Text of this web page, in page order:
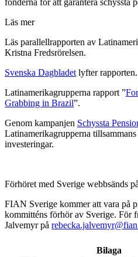
Läs mer
Läs parallellrapporten av
Kristna Fredsrörelsen.
Svenska Dagbladet lyfter rapporten.
Latinamerikagrupperna rapport ”
Grabbing in Brazil”.
Genom kampanjen Schyssta
Latinamerikagrupperna
investeringar.
Förhöret med Sverige webbsänds på
FIAN Sverige kommer att vara på
kommitténs förhör av Sverige. För
Jalvemyr på
Bilaga